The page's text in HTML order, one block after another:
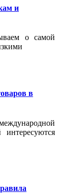
и
о самой
в